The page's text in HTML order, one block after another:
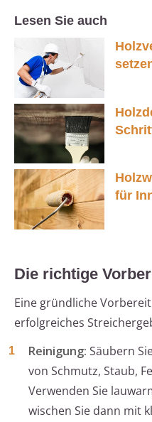
Lesen Sie auch
für
Die richtige
Eine gründliche
erfolgreiches
Reinigung: Säubern
von Schmutz, Staub,
Verwenden Sie
wischen Sie dann mit